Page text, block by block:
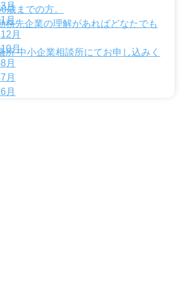
月
月
月
月
月
月
月
歳までの方。
務先企業の理解があればどなたでも
所 中小企業相談所にてお申し込みく